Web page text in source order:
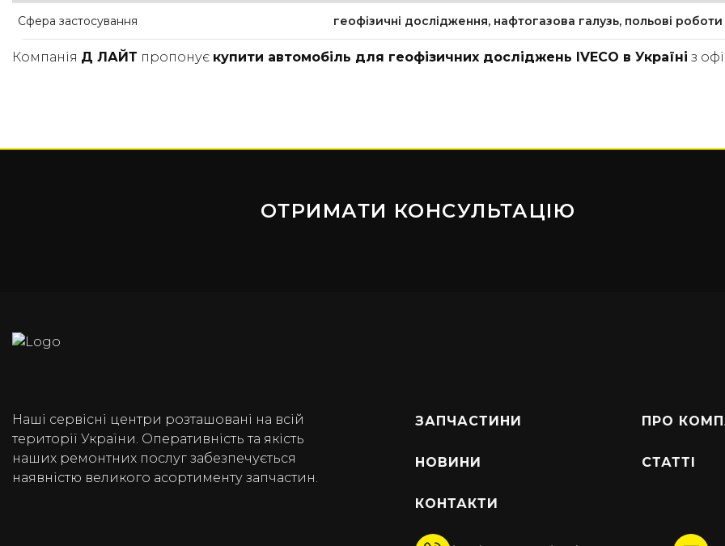
Сфера застосування геофізичні дослідження, нафтогазова галузь, польові роботи
Компанія Д ЛАЙТ пропонує купити автомобіль для геофізичних досліджень IVECO в Україні з
ОТРИМАТИ КОНСУЛЬТАЦІЮ
Наші сервісні центри розташовані на всій
території України. Оперативність та якість
наших ремонтних послуг забезпечується
наявністю великого асортименту запчастин.
ЗАПЧАСТИНИ ПРО
НОВИНИ СТАТТІ
КОНТАКТИ